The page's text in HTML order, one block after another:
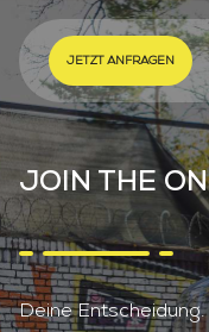
EN DE
ONO CARGOBIKES
ONO
TUTORIALS
FAQ
JETZT ANFRAGEN
JOIN THE
Deine Entscheidung.